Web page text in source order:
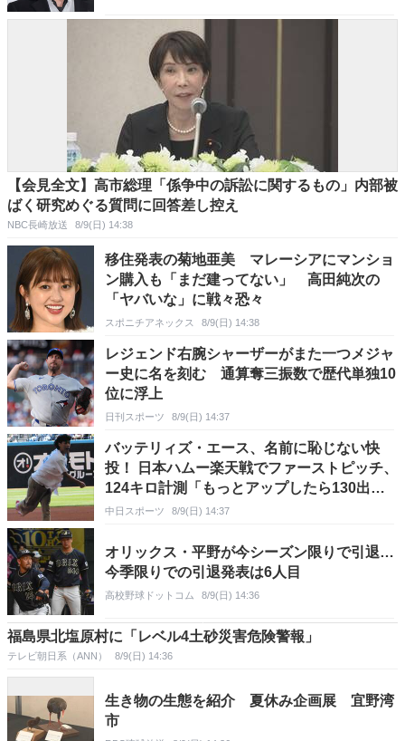
【会見全文】高市総理「係争中の訴訟に関するもの」内部被
ばく研究めぐる質問に回答差し控え
NBC長崎放送 8/9(日) 14:38
移住発表の菊地亜美 マレーシアにマンショ
ン購入も「まだ建ってない」 高田純次の
「ヤバいな」に戦々恐々
スポニチアネックス 8/9(日) 14:38
レジェンド右腕シャーザーがまた一つメジャ
ー史に名を刻む 通算奪三振数で歴代単独10
位に浮上
日刊スポーツ 8/9(日) 14:37
バッテリィズ・エース、名前に恥じない快
投！ 日本ハムー楽天戦でファーストピッチ、
124キロ計測「もっとアップしたら130出た
かも」
中日スポーツ 8/9(日) 14:37
オリックス・平野が今シーズン限りで引退…
今季限りでの引退発表は6人目
高校野球ドットコム 8/9(日) 14:36
福島県北塩原村に「レベル4土砂災害危険警報」
テレビ朝日系（ANN） 8/9(日) 14:36
生き物の生態を紹介 夏休み企画展 宜野湾
市